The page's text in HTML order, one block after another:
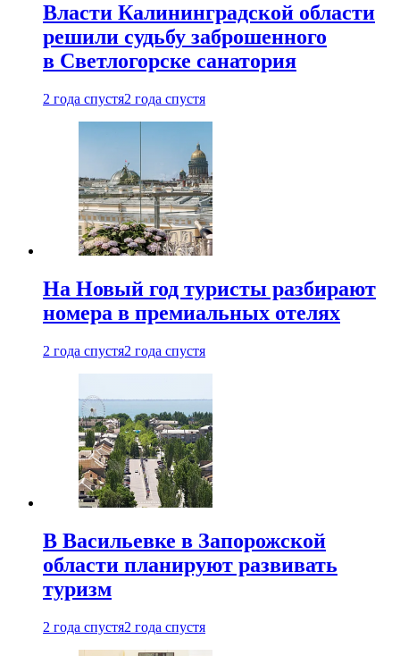
Власти Калининградской области
решили судьбу заброшенного
в Светлогорске санатория
2 года спустя2 года спустя
На Новый год туристы разбирают
номера в премиальных отелях
2 года спустя2 года спустя
В Васильевке в Запорожской
области планируют развивать
туризм
2 года спустя2 года спустя